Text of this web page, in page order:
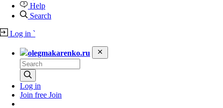
Help
Search
Log in `
olegmakarenko.ru
Log in
Join free Join